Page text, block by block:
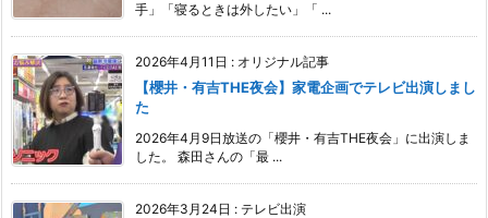
手」「寝るときは外したい」「 ...
2026年4月11日 : オリジナル記事
【櫻井・有吉THE夜会】家電企画でテレビ出演しまし
た
2026年4月9日放送の「櫻井・有吉THE夜会」に出演しま
した。 森田さんの「最 ...
2026年3月24日 : テレビ出演